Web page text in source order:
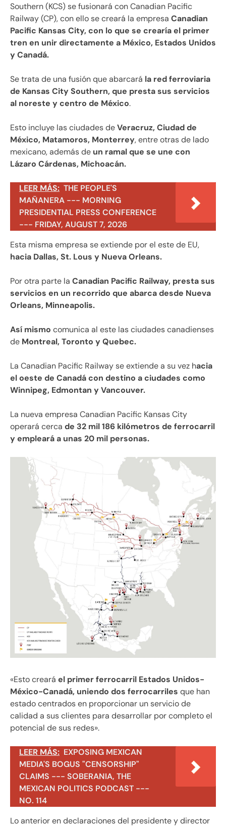
Southern (KCS) se fusionará con Canadian Pacific
Railway (CP), con ello se creará la empresa Canadian
Pacific Kansas City, con lo que se crearía el primer
tren en unir directamente a México, Estados Unidos
y Canadá.
Se trata de una fusión que abarcará la red ferroviaria
de Kansas City Southern, que presta sus servicios
al noreste y centro de México.
Esto incluye las ciudades deVeracruz, Ciudad de
México, Matamoros, Monterrey, entre otras de lado
mexicano, además de un ramal que se une con
Lázaro Cárdenas, Michoacán.
LEER MÁS: THE PEOPLE'S
MAÑANERA --- MORNING
PRESIDENTIAL PRESS CONFERENCE
--- FRIDAY, AUGUST 7, 2026
Esta misma empresa se extiende por el este de EU,
hacia Dallas, St. Lous y Nueva Orleans.
Por otra parte la Canadian Pacific Railway, presta sus
servicios en un recorrido que abarca desde Nueva
Orleans, Minneapolis.
Así mismo comunica al este las ciudades canadienses
de Montreal, Toronto y Quebec.
La Canadian Pacific Railway se extiende a su vez hacia
el oeste de Canadá con destino a ciudades como
Winnipeg, Edmontan y Vancouver.
La nueva empresa Canadian Pacific Kansas City
operará cerca de 32 mil 186 kilómetros de ferrocarril
y empleará a unas 20 mil personas.
«Esto creará el primer ferrocarril Estados Unidos-
México-Canadá, uniendo dos ferrocarriles que han
estado centrados en proporcionar un servicio de
calidad a sus clientes para desarrollar por completo el
potencial de sus redes».
LEER MÁS: EXPOSING MEXICAN
MEDIA'S BOGUS "CENSORSHIP"
CLAIMS --- SOBERANIA, THE
MEXICAN POLITICS PODCAST ---
NO. 114
Lo anterior en declaraciones del presidente y director